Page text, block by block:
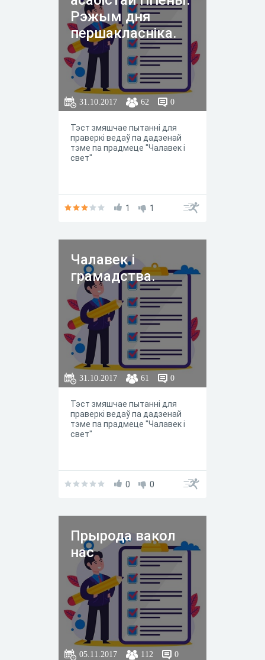
Рэжым дня
першакласніка.
31.10.2017 62 0
Тэст змяшчае пытанні для
праверкі ведаў па дадзенай
тэме па прадмеце "Чалавек і
свет"
1 1
Чалавек і
грамадства.
31.10.2017 61 0
Тэст змяшчае пытанні для
праверкі ведаў па дадзенай
тэме па прадмеце "Чалавек і
свет"
0 0
Прырода вакол
нас
05.11.2017 112 0